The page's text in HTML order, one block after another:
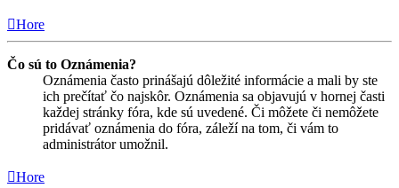
Hore
Čo sú to Oznámenia?
Oznámenia často prinášajú dôležité informácie a mali by ste
ich prečítať čo najskôr. Oznámenia sa objavujú v hornej časti
každej stránky fóra, kde sú uvedené. Či môžete či nemôžete
pridávať oznámenia do fóra, záleží na tom, či vám to
administrátor umožnil.
Hore